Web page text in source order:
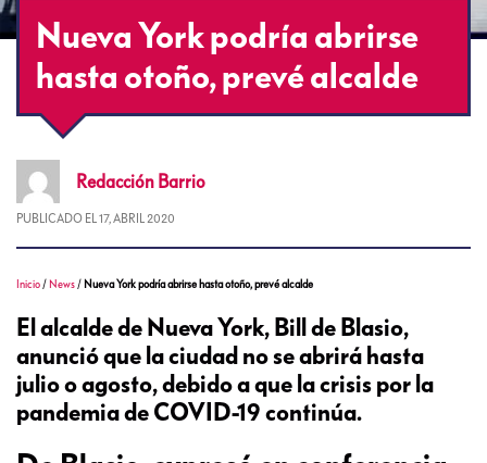
Nueva York podría abrirse
hasta otoño, prevé alcalde
Redacción Barrio
PUBLICADO EL 17, ABRIL 2020
Inicio / News / Nueva York podría abrirse hasta otoño, prevé alcalde
El alcalde de Nueva York, Bill de Blasio,
anunció que la ciudad no se abrirá hasta
julio o agosto, debido a que la crisis por la
pandemia de COVID-19 continúa.